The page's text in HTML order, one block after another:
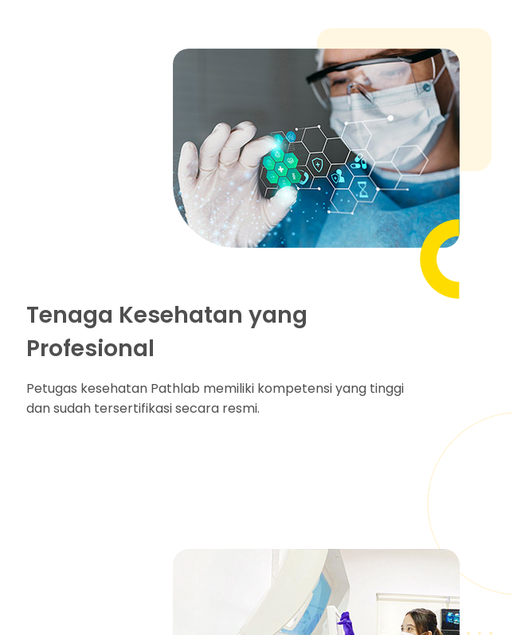
Tenaga Kesehatan yang
Profesional
Petugas kesehatan Pathlab memiliki kompetensi yang tinggi
dan sudah tersertifikasi secara resmi.